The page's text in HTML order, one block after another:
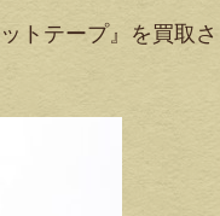
トテープ』を買取さ